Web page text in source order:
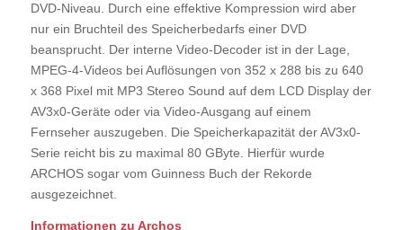
DVD-Niveau. Durch eine effektive Kompression wird aber
nur ein Bruchteil des Speicherbedarfs einer DVD
beansprucht. Der interne Video-Decoder ist in der Lage,
MPEG-4-Videos bei Auflösungen von 352 x 288 bis zu 640
x 368 Pixel mit MP3 Stereo Sound auf dem LCD Display der
AV3x0-Geräte oder via Video-Ausgang auf einem
Fernseher auszugeben. Die Speicherkapazität der AV3x0-
Serie reicht bis zu maximal 80 GByte. Hierfür wurde
ARCHOS sogar vom Guinness Buch der Rekorde
ausgezeichnet.
Informationen zu Archos